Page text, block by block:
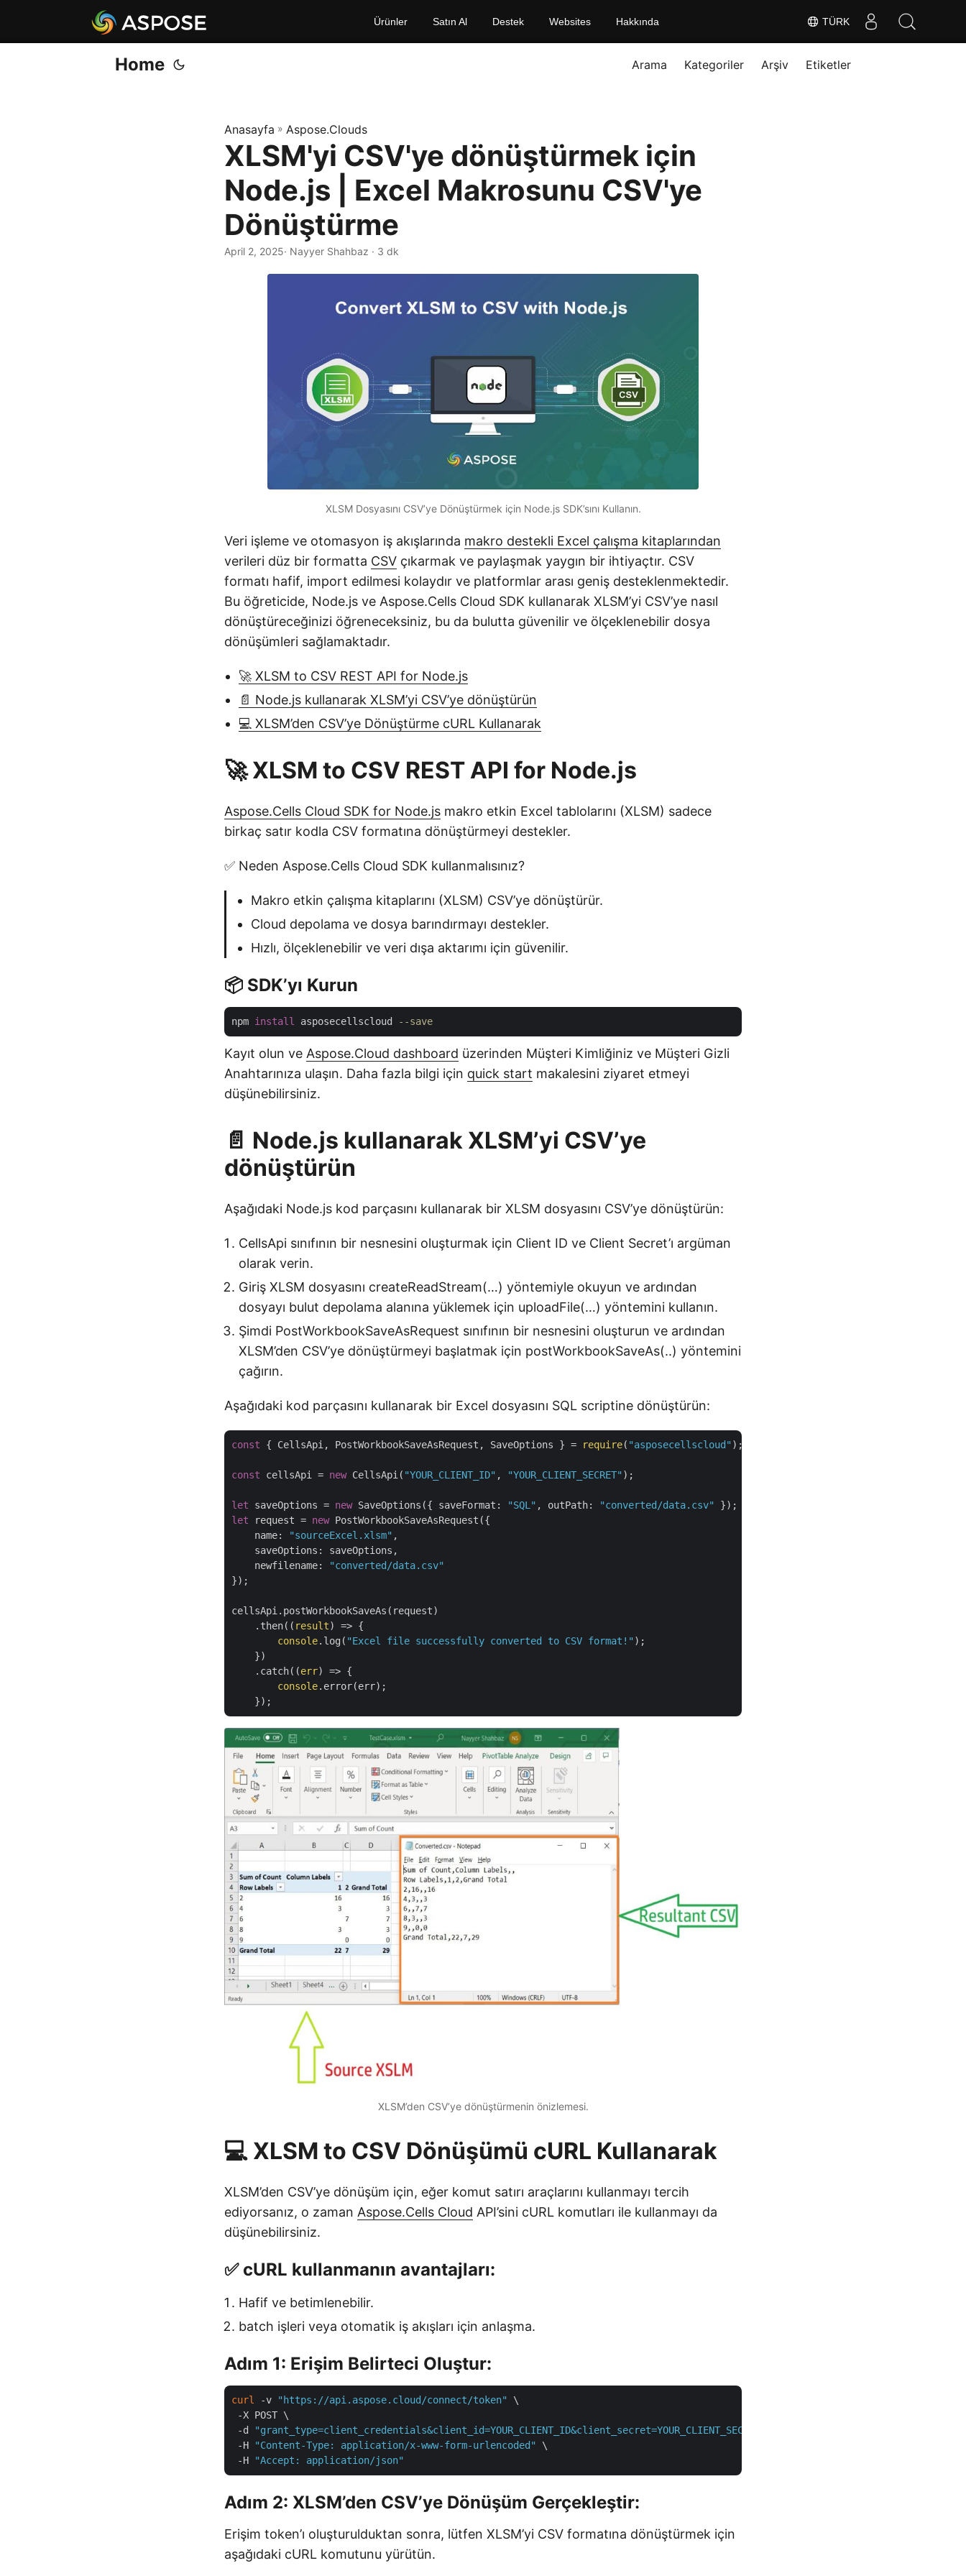
TÜRK
Ürünler Satın Al Destek Websites Hakkında
Home Arama Kategoriler Arşiv Etiketler
Anasayfa » Aspose.Clouds
XLSM'yi CSV'ye dönüştürmek için
Node.js | Excel Makrosunu CSV'ye
Dönüştürme
April 2, 2025· Nayyer Shahbaz · 3 dk
XLSM Dosyasını CSV’ye Dönüştürmek için Node.js SDK’sını Kullanın.
Veri işleme ve otomasyon iş akışlarında makro destekli Excel çalışma kitaplarından
verileri düz bir formatta CSV çıkarmak ve paylaşmak yaygın bir ihtiyaçtır. CSV
formatı hafif, import edilmesi kolaydır ve platformlar arası geniş desteklenmektedir.
Bu öğreticide, Node.js ve Aspose.Cells Cloud SDK kullanarak XLSM’yi CSV’ye nasıl
dönüştüreceğinizi öğreneceksiniz, bu da bulutta güvenilir ve ölçeklenebilir dosya
dönüşümleri sağlamaktadır.
🚀 XLSM to CSV REST API for Node.js
📄 Node.js kullanarak XLSM’yi CSV’ye dönüştürün
💻 XLSM’den CSV’ye Dönüştürme cURL Kullanarak
🚀 XLSM to CSV REST API for Node.js
Aspose.Cells Cloud SDK for Node.js makro etkin Excel tablolarını (XLSM) sadece
birkaç satır kodla CSV formatına dönüştürmeyi destekler.
✅ Neden Aspose.Cells Cloud SDK kullanmalısınız?
Makro etkin çalışma kitaplarını (XLSM) CSV’ye dönüştürür.
Cloud depolama ve dosya barındırmayı destekler.
Hızlı, ölçeklenebilir ve veri dışa aktarımı için güvenilir.
📦 SDK’yı Kurun
npm install asposecellscloud --save
Kayıt olun ve Aspose.Cloud dashboard üzerinden Müşteri Kimliğiniz ve Müşteri Gizli
Anahtarınıza ulaşın. Daha fazla bilgi için quick start makalesini ziyaret etmeyi
düşünebilirsiniz.
📄 Node.js kullanarak XLSM’yi CSV’ye
dönüştürün
Aşağıdaki Node.js kod parçasını kullanarak bir XLSM dosyasını CSV’ye dönüştürün:
CellsApi sınıfının bir nesnesini oluşturmak için Client ID ve Client Secret’ı argüman
olarak verin.
Giriş XLSM dosyasını createReadStream(…) yöntemiyle okuyun ve ardından
dosyayı bulut depolama alanına yüklemek için uploadFile(…) yöntemini kullanın.
Şimdi PostWorkbookSaveAsRequest sınıfının bir nesnesini oluşturun ve ardından
XLSM’den CSV’ye dönüştürmeyi başlatmak için postWorkbookSaveAs(..) yöntemini
çağırın.
Aşağıdaki kod parçasını kullanarak bir Excel dosyasını SQL scriptine dönüştürün:
const { CellsApi, PostWorkbookSaveAsRequest, SaveOptions } = require( "asposecellscloud" );
const cellsApi = new CellsApi( "YOUR_CLIENT_ID" , "YOUR_CLIENT_SECRET" );
let saveOptions = new SaveOptions({ saveFormat : "SQL" , outPath: "converted/data.csv"
let request = new PostWorkbookSaveAsRequest({
name: "sourceExcel.xlsm" ,
saveOptions : saveOptions,
newfilename:
"converted/data.csv"
});
cellsApi.postWorkbookSaveAs(request)
    .then(
( result) => {
console.log( "Excel file successfully converted to CSV format!" );
    })
    .catch(
(err) => {
console.error(err);
XLSM’den CSV’ye dönüştürmenin önizlemesi.
💻 XLSM to CSV Dönüşümü cURL Kullanarak
XLSM’den CSV’ye dönüşüm için, eğer komut satırı araçlarını kullanmayı tercih
ediyorsanız, o zaman Aspose.Cells Cloud API’sini cURL komutları ile kullanmayı da
düşünebilirsiniz.
✅ cURL kullanmanın avantajları:
Hafif ve betimlenebilir.
batch işleri veya otomatik iş akışları için anlaşma.
Adım 1: Erişim Belirteci Oluştur:
curl -v "https://api.aspose.cloud/connect/token"
\
-X POST \
-d
"grant_type=client_credentials&client_id=YOUR_CLIENT_ID&client_secret=YOUR_CLIENT_SECRET"
-H
"Content-Type: application/x-www-form-urlencoded"
\
-H
"Accept: application/json"
Adım 2: XLSM’den CSV’ye Dönüşüm Gerçekleştir:
Erişim token’ı oluşturulduktan sonra, lütfen XLSM’yi CSV formatına dönüştürmek için
aşağıdaki cURL komutunu yürütün.